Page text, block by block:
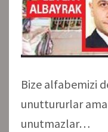
Bize alfabemizi
unuttururlar
unutmazlar…